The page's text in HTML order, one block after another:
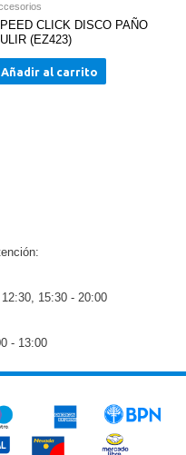
CLICK DISCO PAÑO
(EZ423)
Añadir al carrito
15:30 - 20:00
- 13:00